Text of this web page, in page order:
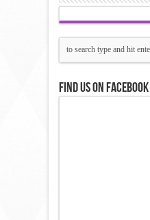
Find us on Facebook